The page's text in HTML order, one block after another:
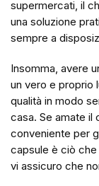
supermercati, il
una soluzione
sempre a
Insomma, avere
un vero e proprio
qualità in modo
casa. Se amate il
conveniente per
capsule è ciò
vi assicuro che